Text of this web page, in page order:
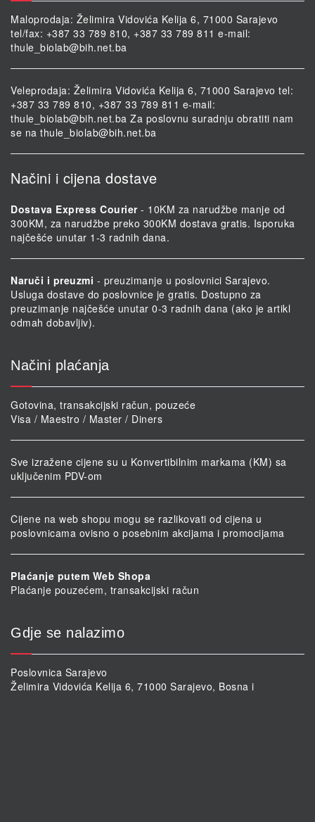
Maloprodaja: Želimira Vidovića Kelija 6, 71000 Sarajevo
tel/fax: +387 33 789 810, +387 33 789 811 e-mail:
thule_biolab@bih.net.ba
Veleprodaja: Želimira Vidovića Kelija 6, 71000 Sarajevo tel:
+387 33 789 810, +387 33 789 811 e-mail:
thule_biolab@bih.net.ba Za poslovnu suradnju obratiti nam
se na thule_biolab@bih.net.ba
Načini i cijena dostave
Dostava Express Courier- 10KM za narudžbe manje od
300KM, za narudžbe preko 300KM dostava gratis. Isporuka
najčešće unutar 1-3 radnih dana.
Naruči i preuzmi - preuzimanje u poslovnici Sarajevo.
Usluga dostave do poslovnice je gratis. Dostupno za
preuzimanje najčešće unutar 0-3 radnih dana (ako je artikl
odmah dobavljiv).
Načini plaćanja
Gotovina, transakcijski račun, pouzeće
Visa / Maestro / Master / Diners
Sve izražene cijene su u Konvertibilnim markama (KM) sa
uključenim PDV-om
Cijene na web shopu mogu se razlikovati od cijena u
poslovnicama ovisno o posebnim akcijama i promocijama
Plaćanje putem Web Shopa
Plaćanje pouzećem, transakcijski račun
Gdje se nalazimo
Poslovnica Sarajevo
Želimira Vidovića Kelija 6, 71000 Sarajevo, Bosna i